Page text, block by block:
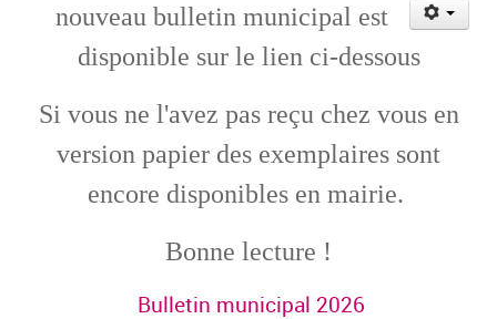
nouveau bulletin municipal est
disponible sur le lien ci-dessous
Si vous ne l'avez pas reçu chez vous en
version papier des exemplaires sont
encore disponibles en mairie.
Bonne lecture !
Bulletin municipal 2026